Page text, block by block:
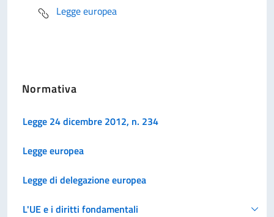
Legge europea
Normativa
Legge 24 dicembre 2012, n. 234
Legge europea
Legge di delegazione europea
L'UE e i diritti fondamentali